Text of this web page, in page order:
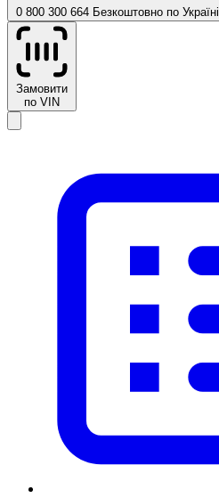
0 800 300 664 Безкоштовно по Україні
Замовити
по VIN